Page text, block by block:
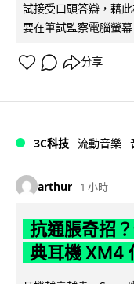
試接受口頭答辯，藉
要在筆試監察電腦螢
分享
3C科技 流動音樂
arthur 1 小時
抗通脹奇招
典耳機 XM4